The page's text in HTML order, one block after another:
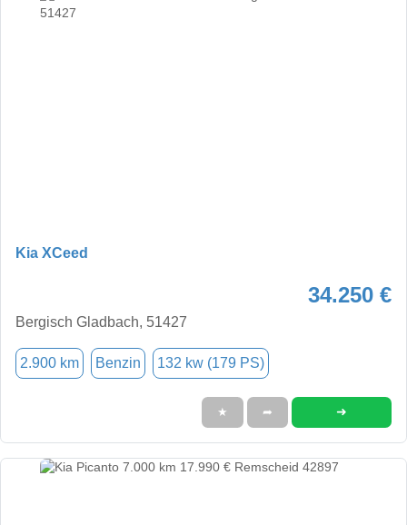
Kia XCeed
34.250 €
Bergisch Gladbach, 51427
2.900 km Benzin 132 kw (179 PS)
★ ➦ ➜